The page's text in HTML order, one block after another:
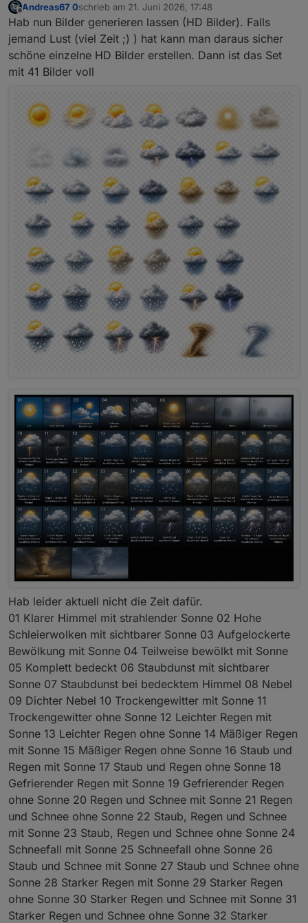
Offline
Andreas67 0schrieb am 21. Juni 2026, 17:48
zuletzt editiert von
Hab nun Bilder generieren lassen (HD Bilder). Falls
jemand Lust (viel Zeit ;) ) hat kann man daraus sicher
schöne einzelne HD Bilder erstellen. Dann ist das Set
mit 41 Bilder voll
Hab leider aktuell nicht die Zeit dafür.
01 Klarer Himmel mit strahlender Sonne 02 Hohe
Schleierwolken mit sichtbarer Sonne 03 Aufgelockerte
Bewölkung mit Sonne 04 Teilweise bewölkt mit Sonne
05 Komplett bedeckt 06 Staubdunst mit sichtbarer
Sonne 07 Staubdunst bei bedecktem Himmel 08 Nebel
09 Dichter Nebel 10 Trockengewitter mit Sonne 11
Trockengewitter ohne Sonne 12 Leichter Regen mit
Sonne 13 Leichter Regen ohne Sonne 14 Mäßiger Regen
mit Sonne 15 Mäßiger Regen ohne Sonne 16 Staub und
Regen mit Sonne 17 Staub und Regen ohne Sonne 18
Gefrierender Regen mit Sonne 19 Gefrierender Regen
ohne Sonne 20 Regen und Schnee mit Sonne 21 Regen
und Schnee ohne Sonne 22 Staub, Regen und Schnee
mit Sonne 23 Staub, Regen und Schnee ohne Sonne 24
Schneefall mit Sonne 25 Schneefall ohne Sonne 26
Staub und Schnee mit Sonne 27 Staub und Schnee ohne
Sonne 28 Starker Regen mit Sonne 29 Starker Regen
ohne Sonne 30 Starker Regen und Schnee mit Sonne 31
Starker Regen und Schnee ohne Sonne 32 Starker